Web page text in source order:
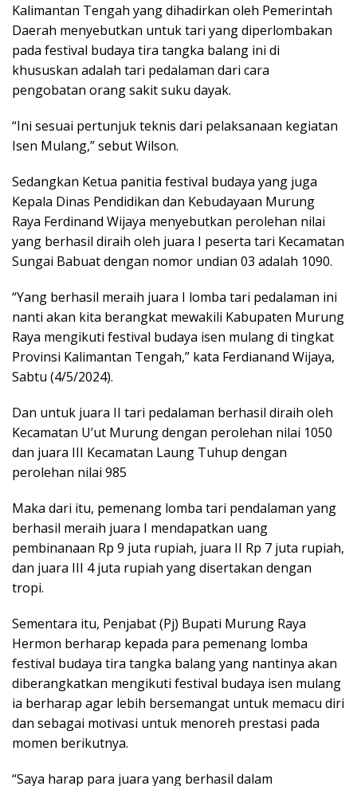
Kalimantan Tengah yang dihadirkan oleh Pemerintah
Daerah menyebutkan untuk tari yang diperlombakan
pada festival budaya tira tangka balang ini di
khususkan adalah tari pedalaman dari cara
pengobatan orang sakit suku dayak.
“Ini sesuai pertunjuk teknis dari pelaksanaan kegiatan
Isen Mulang,” sebut Wilson.
Sedangkan Ketua panitia festival budaya yang juga
Kepala Dinas Pendidikan dan Kebudayaan Murung
Raya Ferdinand Wijaya menyebutkan perolehan nilai
yang berhasil diraih oleh juara I peserta tari Kecamatan
Sungai Babuat dengan nomor undian 03 adalah 1090.
“Yang berhasil meraih juara I lomba tari pedalaman ini
nanti akan kita berangkat mewakili Kabupaten Murung
Raya mengikuti festival budaya isen mulang di tingkat
Provinsi Kalimantan Tengah,” kata Ferdianand Wijaya,
Sabtu (4/5/2024).
Dan untuk juara II tari pedalaman berhasil diraih oleh
Kecamatan U’ut Murung dengan perolehan nilai 1050
dan juara III Kecamatan Laung Tuhup dengan
perolehan nilai 985
Maka dari itu, pemenang lomba tari pendalaman yang
berhasil meraih juara I mendapatkan uang
pembinanaan Rp 9 juta rupiah, juara II Rp 7 juta rupiah,
dan juara III 4 juta rupiah yang disertakan dengan
tropi.
Sementara itu, Penjabat (Pj) Bupati Murung Raya
Hermon berharap kepada para pemenang lomba
festival budaya tira tangka balang yang nantinya akan
diberangkatkan mengikuti festival budaya isen mulang
ia berharap agar lebih bersemangat untuk memacu diri
dan sebagai motivasi untuk menoreh prestasi pada
momen berikutnya.
“Saya harap para juara yang berhasil dalam